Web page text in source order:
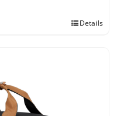
Details